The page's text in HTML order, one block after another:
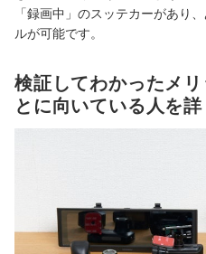
「録画中」のスッテカーがあり
ルが可能です。
検証してわかったメ
とに向いている人を詳